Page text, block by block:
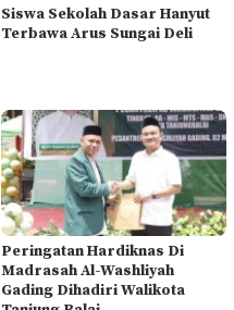
Siswa Sekolah Dasar Hanyut
Terbawa Arus Sungai Deli
Peringatan Hardiknas Di
Madrasah Al-Washliyah
Gading Dihadiri Walikota